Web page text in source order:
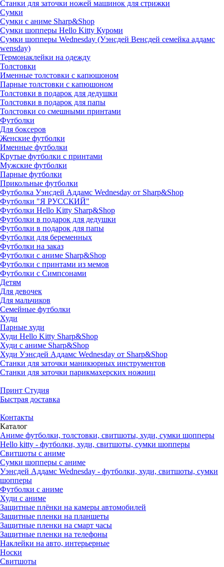
Станки для заточки ножей машинок для стрижки
Сумки
Сумки с аниме Sharp&Shop
Сумки шопперы Hello Kitty Куроми
Сумки шопперы Wednesday (Уэнсдей Венсдей семейка аддамс
wensday)
Термонаклейки на одежду
Толстовки
Именные толстовки с капюшоном
Парные толстовки с капюшоном
Толстовки в подарок для дедушки
Толстовки в подарок для папы
Толстовки со смешными принтами
Футболки
Для боксеров
Женские футболки
Именные футболки
Крутые футболки с принтами
Мужские футболки
Парные футболки
Прикольные футболки
Футболка Уэнсдей Аддамс Wednesday от Sharp&Shop
Футболки "Я РУССКИЙ"
Футболки Hello Kitty Sharp&Shop
Футболки в подарок для дедушки
Футболки в подарок для папы
Футболки для беременных
Футболки на заказ
Футболки с аниме Sharp&Shop
Футболки с принтами из мемов
Футболки с Симпсонами
Детям
Для девочек
Для мальчиков
Семейные футболки
Худи
Парные худи
Худи Hello Kitty Sharp&Shop
Худи с аниме Sharp&Shop
Худи Уэнсдей Аддамс Wednesday от Sharp&Shop
Станки для заточки маникюрных инструментов
Станки для заточки парикмахерских ножниц
Принт Студия
Быстрая доставка
Контакты
Каталог
Аниме футболки, толстовки, свитшоты, худи, сумки шопперы
Hello kitty - футболки, худи, свитшоты, сумки шопперы
Свитшоты с аниме
Сумки шопперы с аниме
Уэнсдей Аддамс Wednesday - футболки, худи, свитшоты, сумки
шопперы
Футболки с аниме
Худи с аниме
Защитные плёнки на камеры автомобилей
Защитные пленки на планшеты
Защитные пленки на смарт часы
Защитные пленки на телефоны
Наклейки на авто, интерьерные
Носки
Свитшоты